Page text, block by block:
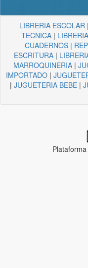
LIBRERIA ESCOLAR |
TECNICA |
CUADERNOS|
ESCRITURA|
MARROQUINERIA |
IMPORTADO|
| JUGUETERIA BEBE|